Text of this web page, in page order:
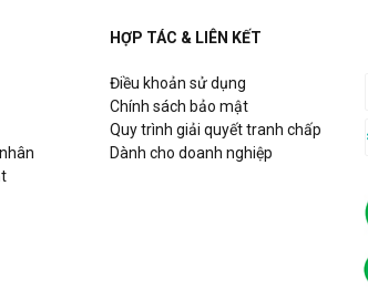
HỢP TÁC & LIÊN KẾT
Điều khoản sử dụng
Chính sách bảo mật
Quy trình giải quyết tranh chấp
Dành cho doanh nghiệp